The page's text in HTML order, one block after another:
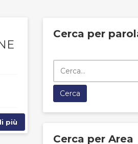
più
Cerca per
Cerca per Area